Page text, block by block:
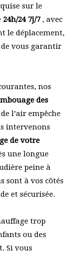
sur le
24h/24 7j/7, avec
le déplacement,
vous garantir
nos
des
l’air empêche
intervenons
de votre
une longue
peine à
sont à vos côtés
et sécurisée.
trop
ou des
Si vous